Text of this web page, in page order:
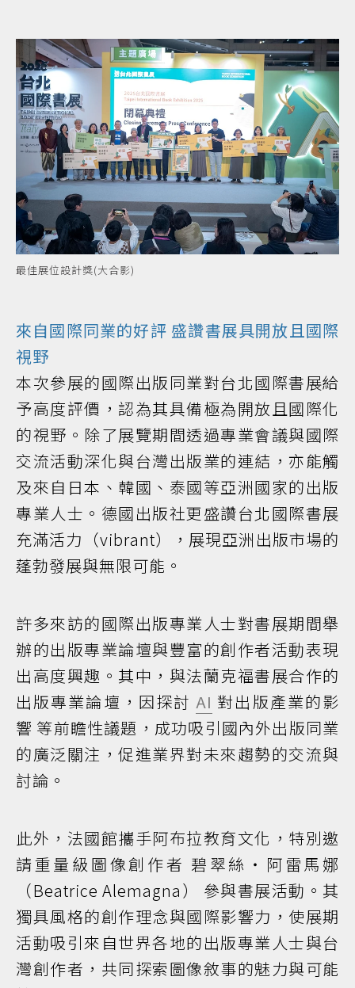
最佳展位設計獎(大合影)
來自國際同業的好評 盛讚書展具開放且國際
視野
本次參展的國際出版同業對台北國際書展給
予高度評價，認為其具備極為開放且國際化
的視野。除了展覽期間透過專業會議與國際
交流活動深化與台灣出版業的連結，亦能觸
及來自日本、韓國、泰國等亞洲國家的出版
專業人士。德國出版社更盛讚台北國際書展
充滿活力（vibrant），展現亞洲出版市場的
蓬勃發展與無限可能。
許多來訪的國際出版專業人士對書展期間舉
辦的出版專業論壇與豐富的創作者活動表現
出高度興趣。其中，與法蘭克福書展合作的
出版專業論壇，因探討AI 對出版產業的影
響 等前瞻性議題，成功吸引國內外出版同業
的廣泛關注，促進業界對未來趨勢的交流與
討論。
此外，法國館攜手阿布拉教育文化，特別邀
請重量級圖像創作者 碧翠絲・阿雷馬娜
（Beatrice Alemagna） 參與書展活動。其
獨具風格的創作理念與國際影響力，使展期
活動吸引來自世界各地的出版專業人士與台
灣創作者，共同探索圖像敘事的魅力與可能